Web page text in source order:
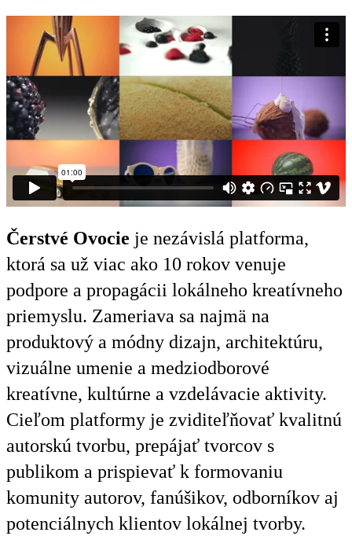
Čerstvé Ovocie je nezávislá platforma,
ktorá sa už viac ako 10 rokov venuje
podpore a propagácii lokálneho kreatívneho
priemyslu. Zameriava sa najmä na
produktový a módny dizajn, architektúru,
vizuálne umenie a medziodborové
kreatívne, kultúrne a vzdelávacie aktivity.
Cieľom platformy je zviditeľňovať kvalitnú
autorskú tvorbu, prepájať tvorcov s
publikom a prispievať k formovaniu
komunity autorov, fanúšikov, odborníkov aj
potenciálnych klientov lokálnej tvorby.